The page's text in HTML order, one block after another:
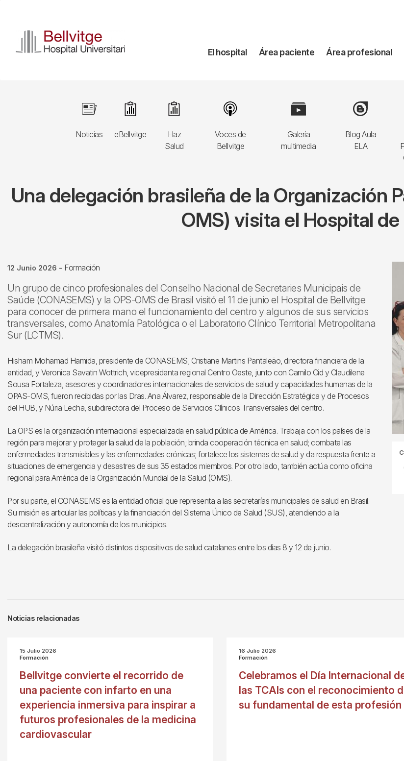
contenido
principal
Navegación
El hospital Área paciente Área profesional
Noticias
Image
eBellvitge
Image
Haz
Salud
Image
Voces de
Bellvitge
Image
Galería
multimedia
Image
Blog Aula
ELA
Image
Una delegación brasileña de la Organización
OMS) visita el Hospital
12 Junio 2026 - Formación
Un grupo de cinco profesionales del Conselho Nacional de Secretaries Municipais de
Saúde (CONASEMS) y la OPS-OMS de Brasil visitó el 11 de junio el Hospital de Bellvitge
para conocer de primera mano el funcionamiento del centro y algunos de sus servicios
transversales, como Anatomía Patológica o el Laboratorio Clínico Territorial Metropolitana
Sur (LCTMS).
Hisham Mohamad Hamida, presidente de CONASEMS; Cristiane Martins Pantaleão, directora financiera de la
entidad, y Veronica Savatin Wottrich, vicepresidenta regional Centro Oeste, junto con Camilo Cid y Claudilene
Sousa Fortaleza, asesores y coordinadores internacionales de servicios de salud y capacidades humanas de la
OPAS-OMS, fueron recibidas por las Dras. Ana Álvarez, responsable de la Dirección Estratégica y de Procesos
del HUB, y Núria Lecha, subdirectora del Proceso de Servicios Clínicos Transversales del centro.
La OPS es la organización internacional especializada en salud pública de América. Trabaja con los países de la
región para mejorar y proteger la salud de la población; brinda cooperación técnica en salud; combate las
enfermedades transmisibles y las enfermedades crónicas; fortalece los sistemas de salud y da respuesta frente a
situaciones de emergencia y desastres de sus 35 estados miembros. Por otro lado, también actúa como oficina
regional para América de la Organización Mundial de la Salud (OMS).
Por su parte, el CONASEMS es la entidad oficial que representa a las secretarías municipales de salud en Brasil.
Su misión es articular las políticas y la financiación del Sistema Único de Salud (SUS), atendiendo a la
descentralización y autonomía de los municipios.
La delegación brasileña visitó distintos dispositivos de salud catalanes entre los días 8 y 12 de junio.
Noticias relacionadas
15 Julio 2026
Formación
Bellvitge convierte el recorrido de
una paciente con infarto en una
experiencia inmersiva para inspirar a
futuros profesionales de la medicina
cardiovascular
16 Julio 2026
Formación
Celebramos el Día Internacional
las TCAIs con el reconocimiento
su fundamental de esta profesión